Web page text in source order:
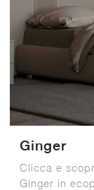
Ginger
Clicca e
Ginger in